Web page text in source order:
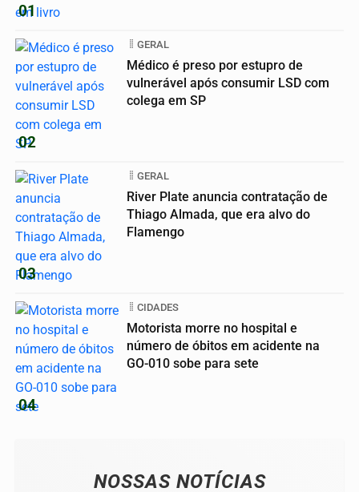
01
02
GERAL
Médico é preso por estupro de
vulnerável após consumir LSD com
colega em SP
03
GERAL
River Plate anuncia contratação de
Thiago Almada, que era alvo do
Flamengo
04
CIDADES
Motorista morre no hospital e
número de óbitos em acidente na
GO-010 sobe para sete
NOSSAS NOTÍCIAS